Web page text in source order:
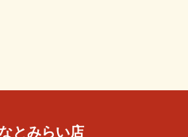
とみらい店